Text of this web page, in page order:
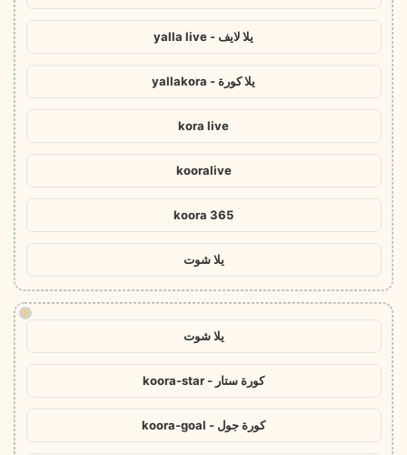
يلا لايف - yalla live
يلا كورة - yallakora
kora live
kooralive
koora 365
يلا شوت
!
يلا شوت
كورة ستار - koora-star
كورة جول - koora-goal